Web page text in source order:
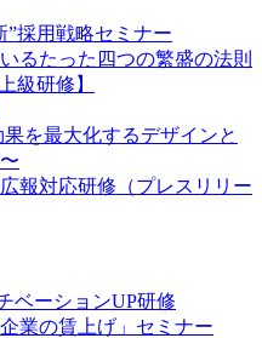
”採用戦略セミナー
るたった四つの繁盛の法則
級研修】
を最大化するデザインと
報対応研修（プレスリリー
ベーションUP研修
業の賃上げ」セミナー